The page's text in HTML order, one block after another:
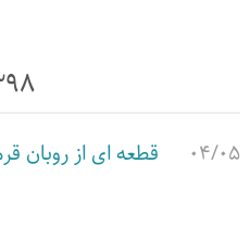
۰۴/۰۵ قطعه ای از روبان